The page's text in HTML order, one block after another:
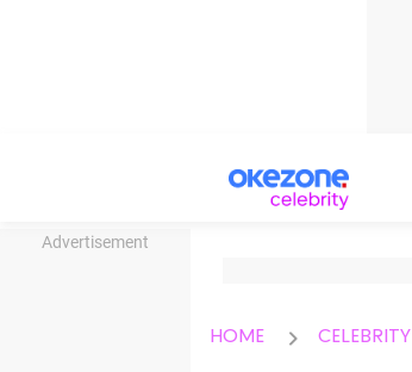
Advertisement
HOME CELEBRITY